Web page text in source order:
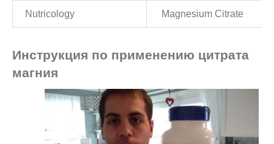
Nutricology Magnesium Citrate
Инструкция по применению цитрата
магния